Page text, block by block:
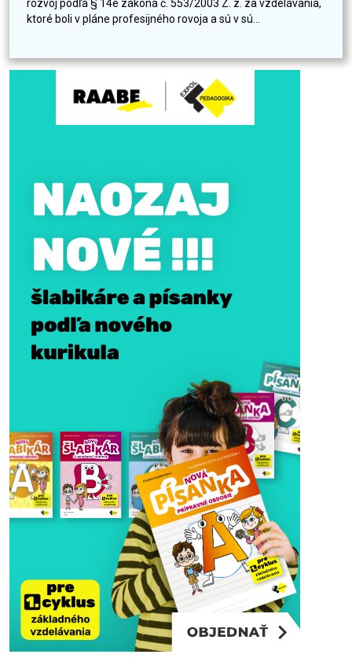
rozvoj podľa § 14e zákona č. 553/2003 Z. z. za vzdelávania,
ktoré boli v pláne profesijného rovoja a sú v sú...